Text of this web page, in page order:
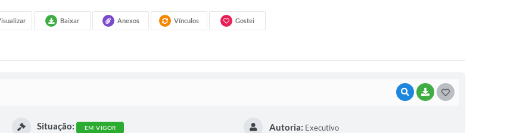
Baixar Anexos Vínculos Gostei
VISUALIZAR
BAIXAR
Situação: EM VIGOR Autoria: Executivo